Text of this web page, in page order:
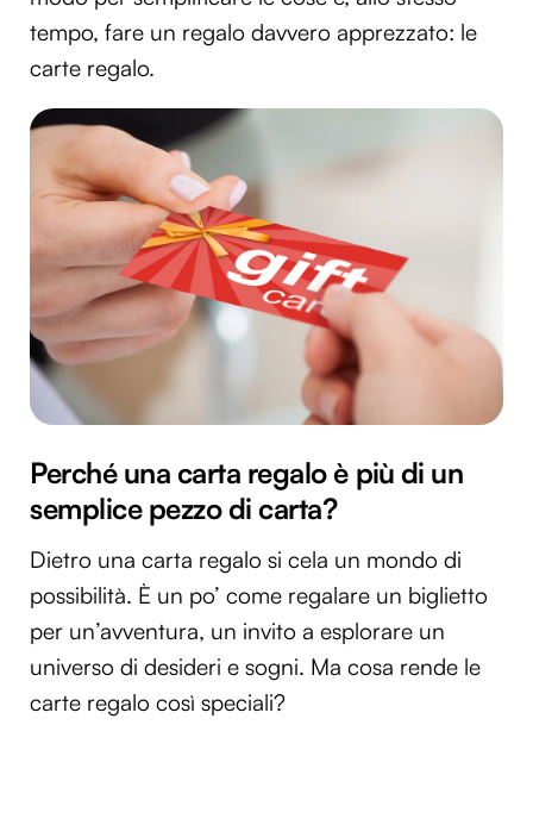
tempo, fare un regalo davvero apprezzato: le
carte regalo.
Perché una carta regalo è più di un
semplice pezzo di carta?
Dietro una carta regalo si cela un mondo di
possibilità. È un po’ come regalare un biglietto
per un’avventura, un invito a esplorare un
universo di desideri e sogni. Ma cosa rende le
carte regalo così speciali?